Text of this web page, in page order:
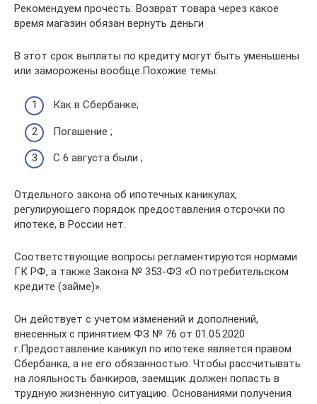
Рекомендуем прочесть: Возврат товара через какое
время магазин обязан вернуть деньги
В этот срок выплаты по кредиту могут быть уменьшены
или заморожены вообще.Похожие темы:
Как в Сбербанке;
Погашение ;
С 6 августа были ;
Отдельного закона об ипотечных каникулах,
регулирующего порядок предоставления отсрочки по
ипотеке, в России нет.
Соответствующие вопросы регламентируются нормами
ГК РФ, а также Закона № 353-ФЗ «О потребительском
кредите (займе)».
Он действует с учетом изменений и дополнений,
внесенных с принятием ФЗ № 76 от 01.05.2020
г.Предоставление каникул по ипотеке является правом
Сбербанка, а не его обязанностью. Чтобы рассчитывать
на лояльность банкиров, заемщик должен попасть в
трудную жизненную ситуацию. Основаниями получения